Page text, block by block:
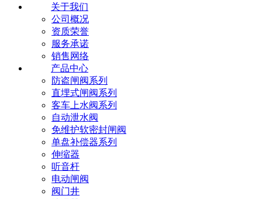
关于我们
公司概况
资质荣誉
服务承诺
销售网络
产品中心
防盗闸阀系列
直埋式闸阀系列
客车上水阀系列
自动泄水阀
免维护软密封闸阀
单盘补偿器系列
伸缩器
听音杆
电动闸阀
阀门井